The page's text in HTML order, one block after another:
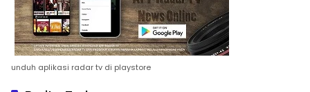
unduh aplikasi radar tv di playstore